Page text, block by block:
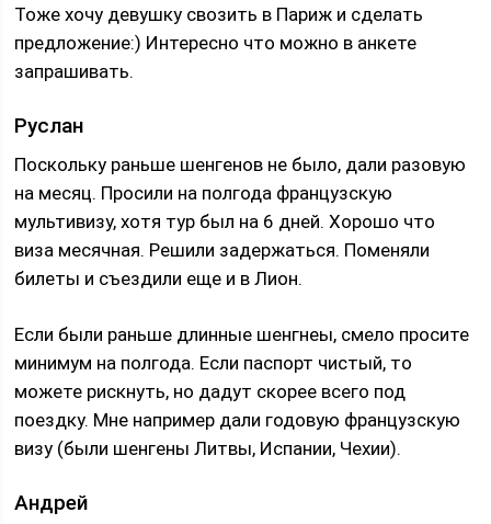
Тоже хочу девушку свозить в Париж и сделать
предложение:) Интересно что можно в анкете
запрашивать.
Руслан
Поскольку раньше шенгенов не было, дали разовую
на месяц. Просили на полгода французскую
мультивизу, хотя тур был на 6 дней. Хорошо что
виза месячная. Решили задержаться. Поменяли
билеты и съездили еще и в Лион.
Если были раньше длинные шенгнеы, смело просите
минимум на полгода. Если паспорт чистый, то
можете рискнуть, но дадут скорее всего под
поездку. Мне например дали годовую французскую
визу (были шенгены Литвы, Испании, Чехии).
Андрей